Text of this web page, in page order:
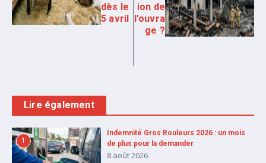
dès le
5 avril
ion de
l’ouvra
ge ?
Lire également
1
Indemnité Gros Rouleurs 2026 : un mois
de plus pour la demander
8 août 2026